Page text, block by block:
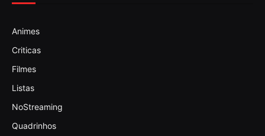
Animes
Criticas
Filmes
Listas
NoStreaming
Quadrinhos